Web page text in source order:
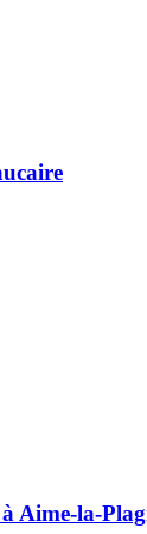
Aime-la-